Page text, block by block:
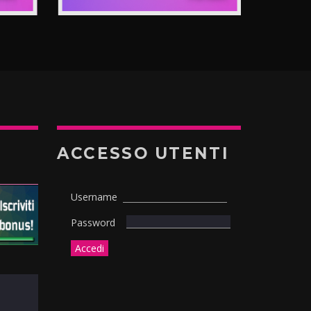
ACCESSO UTENTI
Username
Password